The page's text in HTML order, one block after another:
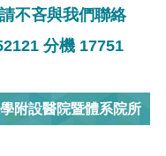
不吝與我們聯絡
分機 17751
附設醫院暨體系院所